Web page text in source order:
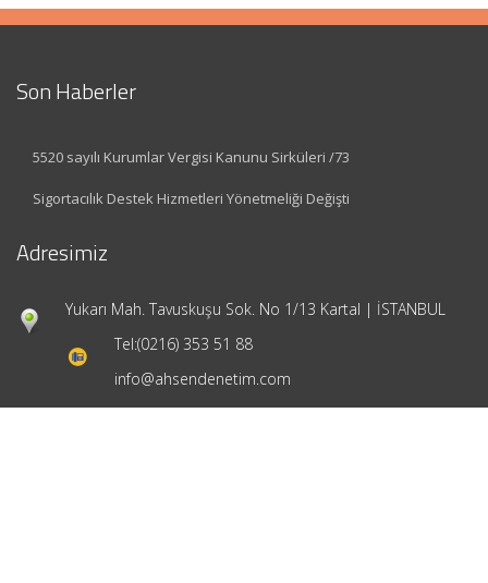
Son Haberler
5520 sayılı Kurumlar Vergisi Kanunu Sirküleri /73
Sigortacılık Destek Hizmetleri Yönetmeliği Değişti
Adresimiz
Yukarı Mah. Tavuskuşu Sok. No 1/13 Kartal | İSTANBUL
Tel:(0216) 353 51 88
info@ahsendenetim.com